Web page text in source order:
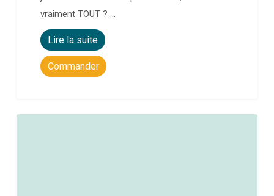
vraiment TOUT ? …
Lire la suite
Commander